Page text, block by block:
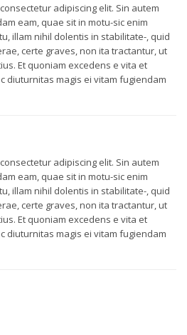
adipiscing elit. Sin autem
eam, quae sit in motu-sic enim
illam nihil dolentis in stabilitate-, quid
certe graves, non ita tractantur, ut
Et quoniam excedens e vita et
diuturnitas magis ei vitam fugiendam
adipiscing elit. Sin autem
eam, quae sit in motu-sic enim
illam nihil dolentis in stabilitate-, quid
certe graves, non ita tractantur, ut
Et quoniam excedens e vita et
diuturnitas magis ei vitam fugiendam